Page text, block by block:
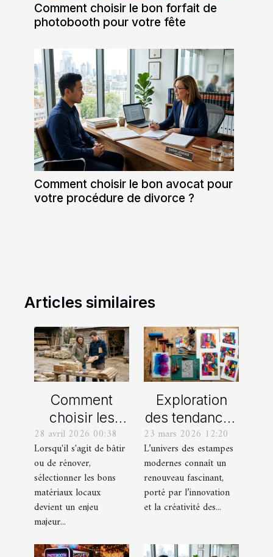
Comment choisir le bon forfait de
photobooth pour votre fête
Comment choisir le bon avocat pour
votre procédure de divorce ?
Articles similaires
Comment
choisir les
meilleurs
matériaux
locaux pour
votre maison ?
28 avril 2026 00:38
Lorsqu'il s'agit de bâtir
ou de rénover,
sélectionner les bons
matériaux locaux
devient un enjeu
majeur...
Exploration
des tendances
actuelles en
estampes
modernes
23 mars 2026 12:20
L’univers des estampes
modernes connaît un
renouveau fascinant,
porté par l’innovation
et la créativité des...